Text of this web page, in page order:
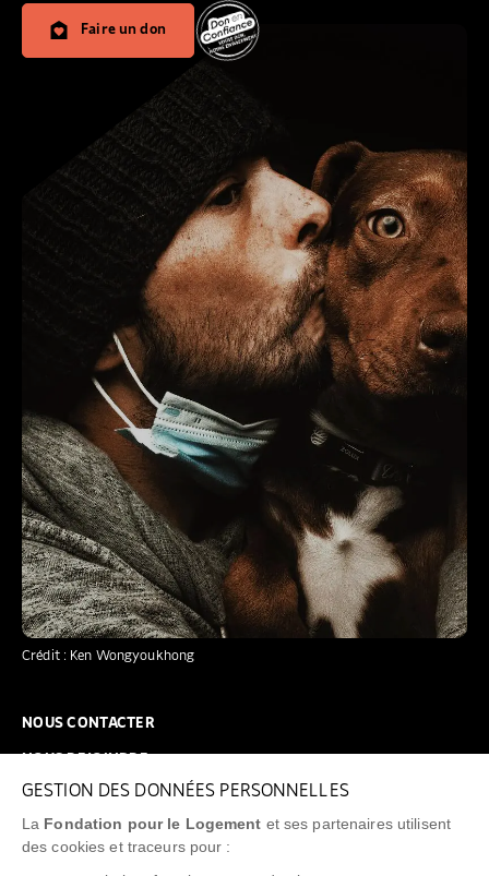
GESTION DES DONNÉES PERSONNELLES
La Fondation pour le Logement et ses partenaires utilisent
des cookies et traceurs pour :
Crédit : Ken Wongyoukhong
Faire un don
NOUS CONTACTER
FAQ
NEWSLETTER